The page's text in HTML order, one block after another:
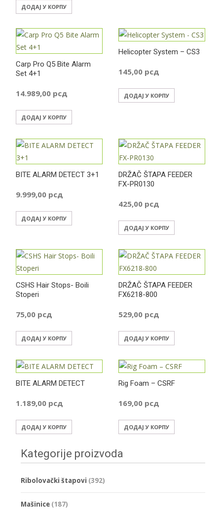
ДОДАЈ У КОРПУ
Carp Pro Q5 Bite Alarm
Set 4+1
14.989,00 рсд
ДОДАЈ У КОРПУ
Helicopter System – CS3
145,00 рсд
ДОДАЈ У КОРПУ
BITE ALARM DETECT 3+1
9.999,00 рсд
ДОДАЈ У КОРПУ
DRŽAČ ŠTAPA FEEDER
FX-PR0130
425,00 рсд
ДОДАЈ У КОРПУ
CSHS Hair Stops- Boili
Stoperi
75,00 рсд
ДОДАЈ У КОРПУ
DRŽAČ ŠTAPA FEEDER
FX6218-800
529,00 рсд
ДОДАЈ У КОРПУ
BITE ALARM DETECT
1.189,00 рсд
ДОДАЈ У КОРПУ
Rig Foam – CSRF
169,00 рсд
ДОДАЈ У КОРПУ
Kategorije proizvoda
Ribolovački štapovi (392)
Mašinice (187)